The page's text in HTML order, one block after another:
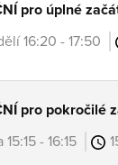
pro úplné
16:20 - 17:50
pro pokročilé
- 16:15